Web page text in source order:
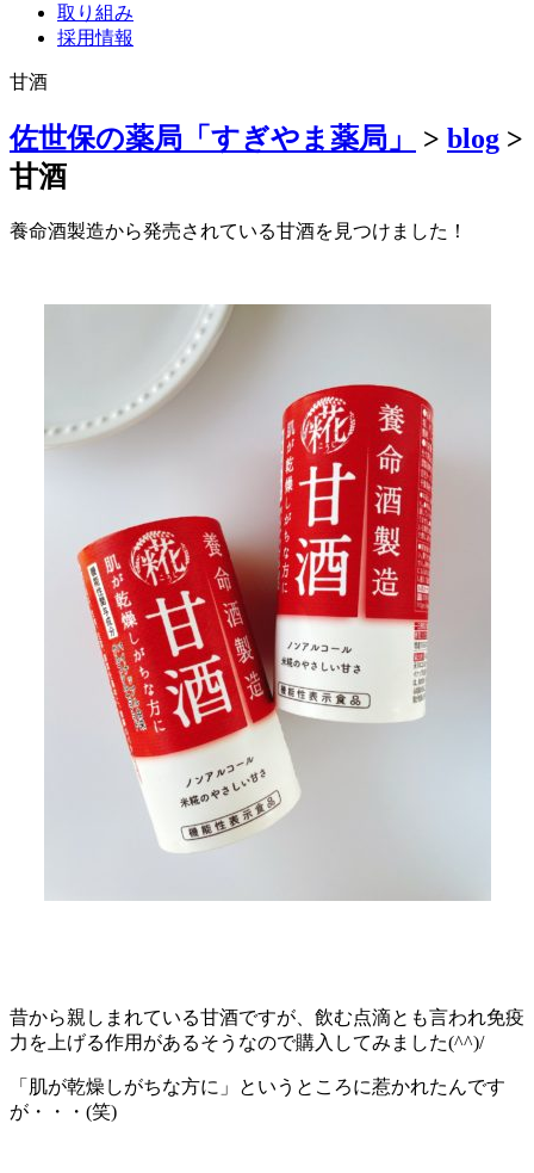
取り組み
採用情報
甘酒
佐世保の薬局「すぎやま薬局」 > blog >
甘酒
養命酒製造から発売されている甘酒を見つけました！
昔から親しまれている甘酒ですが、飲む点滴とも言われ免疫
力を上げる作用があるそうなので購入してみました(^^)/
「肌が乾燥しがちな方に」というところに惹かれたんです
が・・・(笑)